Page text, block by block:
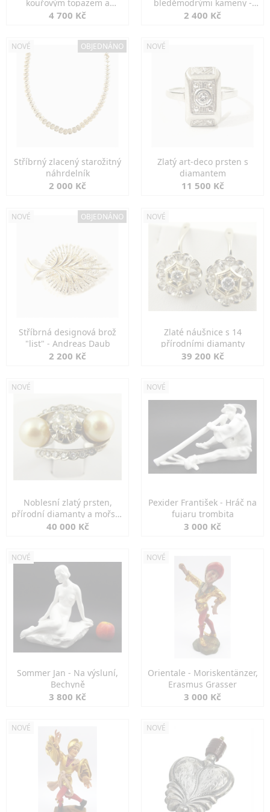
kouřovým topazem a
markazity
4 700 Kč
bleděmodrými kameny -
jemná elegance
2 400 Kč
NOVÉ OBJEDNÁNO
Stříbrný zlacený starožitný
náhrdelník
2 000 Kč
NOVÉ
Zlatý art-deco prsten s
diamantem
11 500 Kč
NOVÉ OBJEDNÁNO
Stříbrná designová brož
"list" - Andreas Daub
2 200 Kč
NOVÉ
Zlaté náušnice s 14
přírodními diamanty
39 200 Kč
NOVÉ
Noblesní zlatý prsten,
přírodní diamanty a mořské
perly
40 000 Kč
NOVÉ
Pexider František - Hráč na
fujaru trombita
3 000 Kč
NOVÉ
Sommer Jan - Na výsluní,
Bechyně
3 800 Kč
NOVÉ
Orientale - Moriskentänzer,
Erasmus Grasser
3 000 Kč
NOVÉ NOVÉ